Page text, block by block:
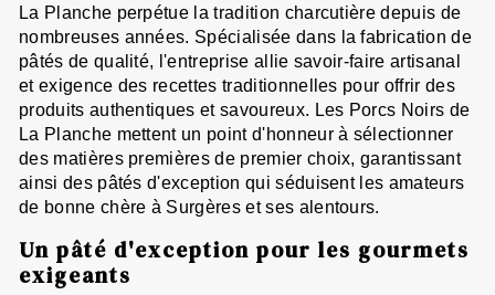
La Planche perpétue la tradition charcutière depuis de
nombreuses années. Spécialisée dans la fabrication de
pâtés de qualité, l'entreprise allie savoir-faire artisanal
et exigence des recettes traditionnelles pour offrir des
produits authentiques et savoureux. Les Porcs Noirs de
La Planche mettent un point d'honneur à sélectionner
des matières premières de premier choix, garantissant
ainsi des pâtés d'exception qui séduisent les amateurs
de bonne chère à Surgères et ses alentours.
Un pâté d'exception pour les gourmets
exigeants